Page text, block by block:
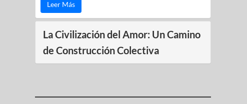
Leer Más
La Civilización del Amor: Un Camino
de Construcción Colectiva